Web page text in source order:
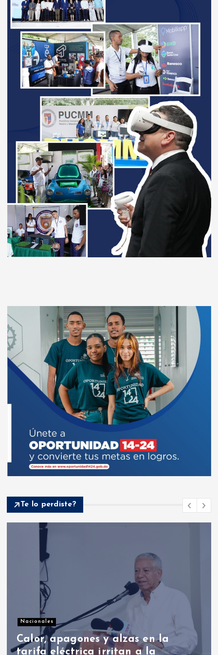
Te lo perdiste?
Política internacional
Trump dice que el estrecho de